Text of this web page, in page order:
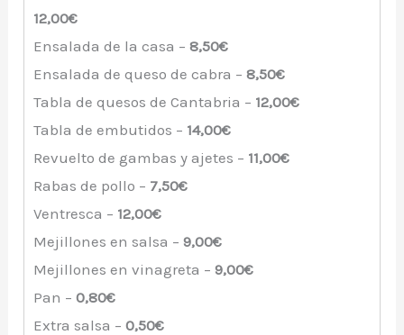
12,00€
Ensalada de la casa –8,50€
Ensalada de queso de cabra –8,50€
Tabla de quesos de Cantabria – 12,00€
Tabla de embutidos – 14,00€
Revuelto de gambas y ajetes – 11,00€
Rabas de pollo – 7,50€
Ventresca – 12,00€
Mejillones en salsa –9,00€
Mejillones en vinagreta –9,00€
Pan –0,80€
Extra salsa –0,50€